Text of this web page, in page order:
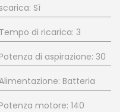
scarica: Sì
Tempo di ricarica: 3
Potenza di aspirazione: 30
Batteria
Potenza motore: 140